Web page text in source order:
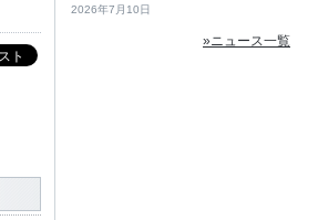
2026年7月10日
»ニュース一覧